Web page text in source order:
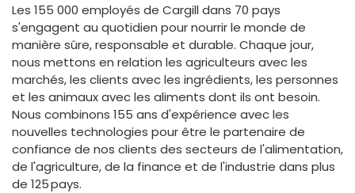
Les 155 000 employés de Cargill dans 70 pays
s'engagent au quotidien pour nourrir le monde de
manière sûre, responsable et durable. Chaque jour,
nous mettons en relation les agriculteurs avec les
marchés, les clients avec les ingrédients, les personnes
et les animaux avec les aliments dont ils ont besoin.
Nous combinons 155 ans d'expérience avec les
nouvelles technologies pour être le partenaire de
confiance de nos clients des secteurs de l'alimentation,
de l'agriculture, de la finance et de l'industrie dans plus
de 125 pays.